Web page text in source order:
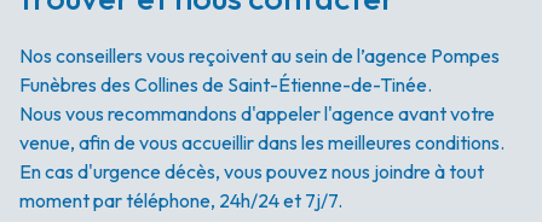
Nos conseillers vous reçoivent au sein de l’agence Pompes
Funèbres des Collines de Saint-Étienne-de-Tinée.
Nous vous recommandons d'appeler l'agence avant votre
venue, afin de vous accueillir dans les meilleures conditions.
En cas d'urgence décès, vous pouvez nous joindre à tout
moment par téléphone, 24h/24 et 7j/7.